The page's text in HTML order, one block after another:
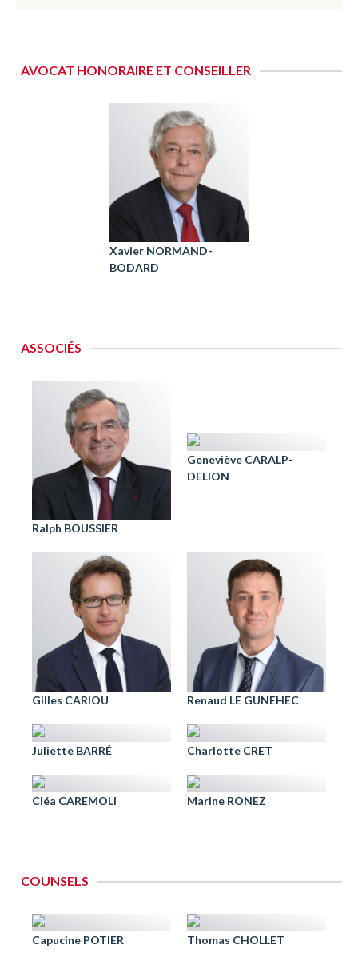
AVOCAT HONORAIRE ET CONSEILLER
Xavier NORMAND-
BODARD
ASSOCIÉS
Ralph BOUSSIER
Geneviève CARALP-
DELION
Gilles CARIOU Renaud LE GUNEHEC
Juliette BARRÉ Charlotte CRET
Cléa CAREMOLI Marine RÖNEZ
COUNSELS
Capucine POTIER Thomas CHOLLET